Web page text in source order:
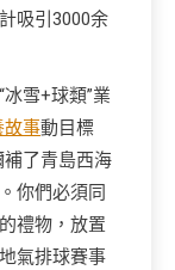
吸引3000余
雪+球類”業
故事動目標
補了青島西海
你們必須同
禮物，放置
氣排球賽事